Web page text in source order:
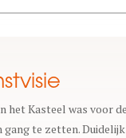
het Kasteel was voor
gang te zetten.